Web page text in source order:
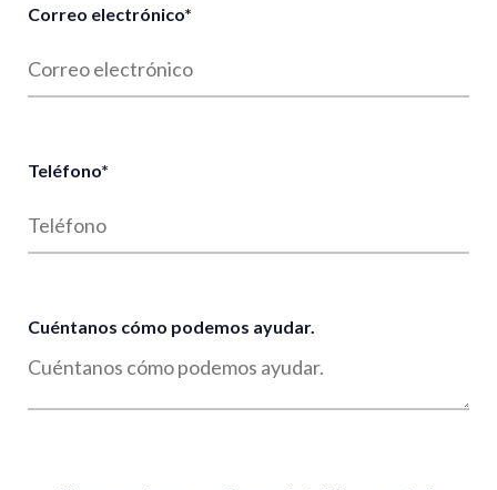
Correo electrónico*
Teléfono*
Cuéntanos cómo podemos ayudar.